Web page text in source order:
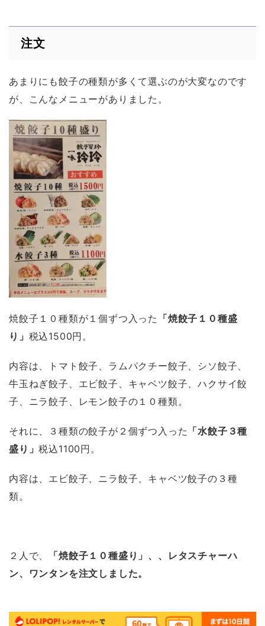
注文
あまりにも餃子の種類が多くて選ぶのが大変なのです
が、こんなメニューがありました。
焼餃子１０種類が１個ずつ入った 「焼餃子１０種盛
り」 税込1500円。
内容は、トマト餃子、ラムパクチー餃子、シソ餃子、
牛玉ねぎ餃子、エビ餃子、キャベツ餃子、ハクサイ餃
子、ニラ餃子、レモン餃子の１０種類。
それに、３種類の餃子が２個ずつ入った 「水餃子３種
盛り」税込1100円。
内容は、エビ餃子、ニラ餃子、キャベツ餃子の３種
類。
２人で、 「焼餃子１０種盛り」、 、レタスチャーハ
ン、ワンタンを注文しました。